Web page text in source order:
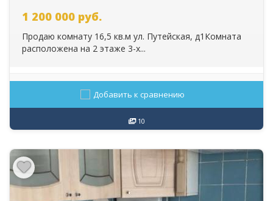
1 200 000 руб.
Продаю комнату 16,5 кв.м ул. Путейская, д1Комната
расположена на 2 этаже 3-х...
Добавить к сравнению
10